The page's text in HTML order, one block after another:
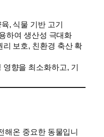
, 식물 기반 고기
하여 생산성 극대화
리 보호, 친환경 축산 확
영향을 최소화하고, 기
해온 중요한 동물입니